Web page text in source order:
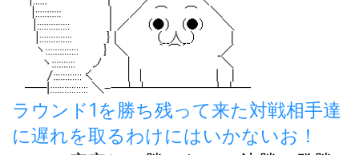
ラウンド1を勝ち残って来た対戦相手達
に遅れを取るわけにはいかないお！